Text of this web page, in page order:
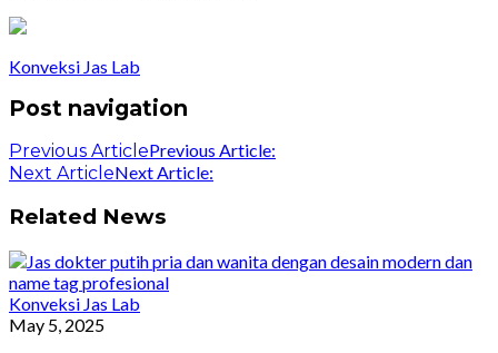
Konveksi Jas Lab
Post navigation
Previous ArticlePrevious Article:
Next ArticleNext Article:
Related News
Konveksi Jas Lab
May 5, 2025